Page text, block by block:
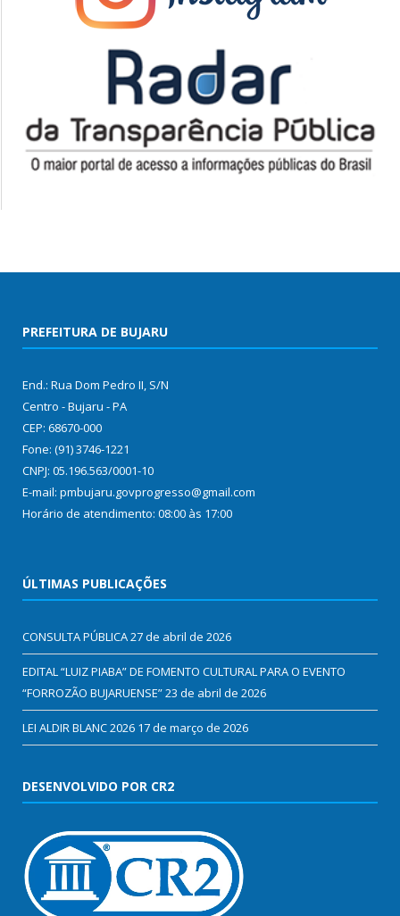
PREFEITURA DE BUJARU
End.: Rua Dom Pedro II, S/N
Centro - Bujaru - PA
CEP: 68670-000
Fone: (91) 3746-1221
CNPJ: 05.196.563/0001-10
E-mail: pmbujaru.govprogresso@gmail.com
Horário de atendimento: 08:00 às 17:00
ÚLTIMAS PUBLICAÇÕES
CONSULTA PÚBLICA27 de abril de 2026
EDITAL “LUIZ PIABA” DE FOMENTO CULTURAL PARA O EVENTO
“FORROZÃO BUJARUENSE”23 de abril de 2026
LEI ALDIR BLANC 2026 17 de março de 2026
DESENVOLVIDO POR CR2